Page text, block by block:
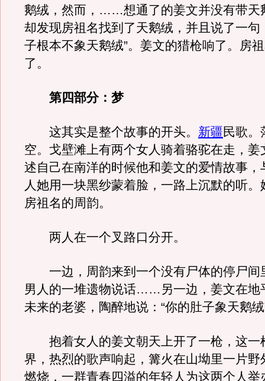
鹅绒，然而，……想通了的姜文并没有带天
却发现房祖名找到了天鹅绒，并且说了一句
子根本不象天鹅绒”。姜文的猎枪响了。房
了。
第四部分：梦
这其实是整个故事的开头。 新疆民歌。
空。戈壁滩上有两个女人骑着骆驼在走，姜
述自己在南洋的时候他和姜文的爱情故事，
人她用一块黑纱蒙着脸，一路上沉默的听。
房祖名的周韵。
两人在一个叉路口分开。
一边，周韵来到一个没有尸体的停尸间
男人的一堆遗物说话……另一边，姜文在地
未来的老婆，陶醉地说：“你的肚子象天鹅绒
抱着女人的姜文朝天上开了一枪，这一
界，热烈的歌声响起，篝火在山坳里一片野
燃烧，一群青春四溢的年轻人为这两个人举